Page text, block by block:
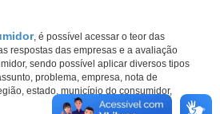
, é possível acessar o teor das
respostas das empresas e a avaliação
sendo possível aplicar diversos tipos
problema, empresa, nota de
estado, município do consumidor,